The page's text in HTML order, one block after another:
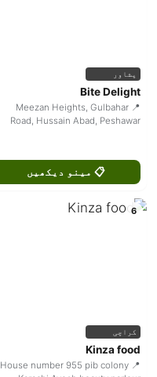
پشاور
Bite Delight
📍 Meezan Heights, Gulbahar
Road, Hussain Abad, Peshawar
📋 مینو دیکھیں
6
کراچی
Kinza food
📍 House number 955 pib colony